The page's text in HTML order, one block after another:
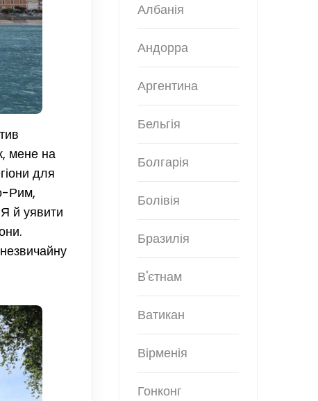
мене на
для
Рим,
й уявити
Албанія
Андорра
Аргентина
Бельгія
Болгарія
Болівія
Бразилія
В'єтнам
Ватикан
Вірменія
Гонконг